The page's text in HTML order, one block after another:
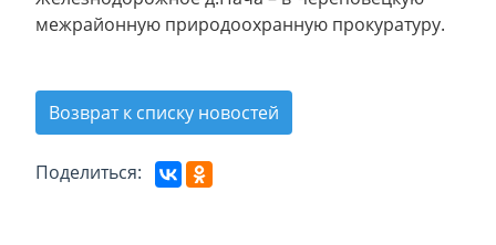
межрайонную природоохранную прокуратуру.
Возврат к списку новостей
Поделиться: